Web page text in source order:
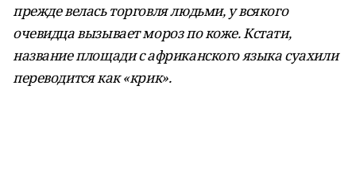
прежде велась торговля людьми, у всякого
очевидца вызывает мороз по коже. Кстати,
название площади с африканского языка суахили
переводится как «крик».